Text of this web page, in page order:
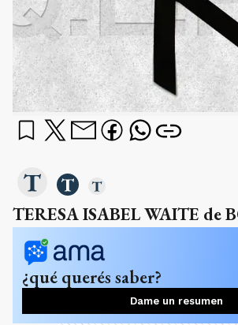
TERESA ISABEL WAITE de
¿qué querés saber?
Dame un resumen